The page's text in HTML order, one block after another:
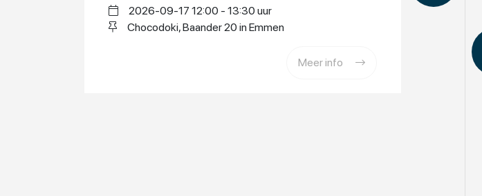
2026-09-17 12:00 - 13:30 uur
Chocodoki, Baander 20 in Emmen
Meer info